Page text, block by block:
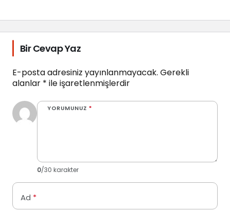
Bir Cevap Yaz
E-posta adresiniz yayınlanmayacak. Gerekli
alanlar * ile işaretlenmişlerdir
YORUMUNUZ *
0/30 karakter
Ad *